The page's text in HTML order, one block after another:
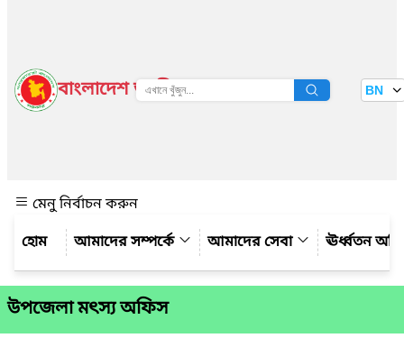
বাংলাদেশ জাতীয় তথ্য বাতায়ন BN
মেনু নির্বাচন করুন
আমাদের সম্পর্কে
আমাদের সেবা ঊর্ধ্বতন
উপজেলা মৎস্য অফিস